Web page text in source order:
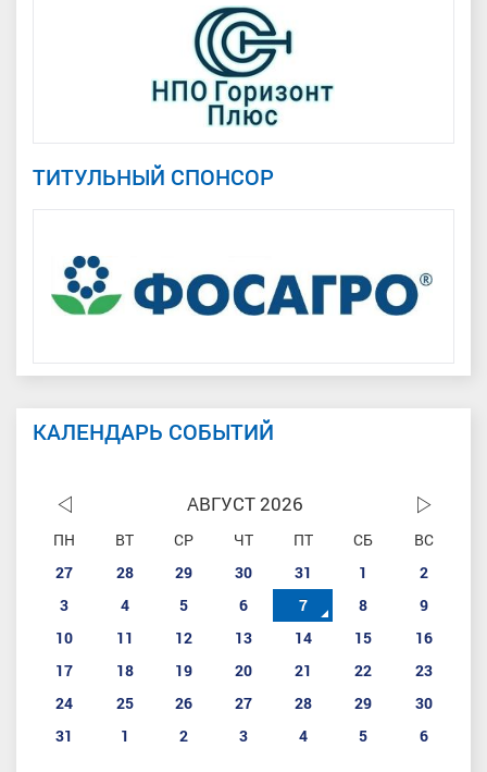
ТИТУЛЬНЫЙ СПОНСОР
КАЛЕНДАРЬ СОБЫТИЙ
АВГУСТ 2026
ПН ВТ СР ЧТ ПТ СБ
ВС
27
28 29 30 31 1
2
3
4 5 6 7 8
9
10
11 12 13 14 15
16
17
18 19 20 21 22
23
24
25 26 27 28 29
30
31
1 2 3 4 5 6